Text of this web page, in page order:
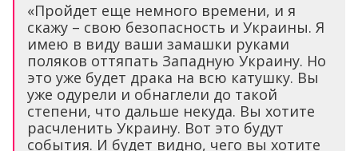
«Пройдет еще немного времени, и я
скажу – свою безопасность и Украины. Я
имею в виду ваши замашки руками
поляков оттяпать Западную Украину. Но
это уже будет драка на всю катушку. Вы
уже одурели и обнаглели до такой
степени, что дальше некуда. Вы хотите
расчленить Украину. Вот это будут
события. И будет видно, чего вы хотите